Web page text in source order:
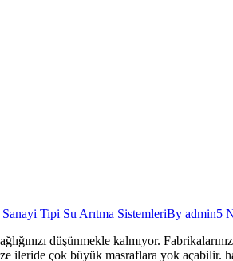
Sanayi Tipi Su Arıtma SistemleriBy admin5
düşünmekle kalmıyor.
ileride çok büyük masraflara yok açabilir.